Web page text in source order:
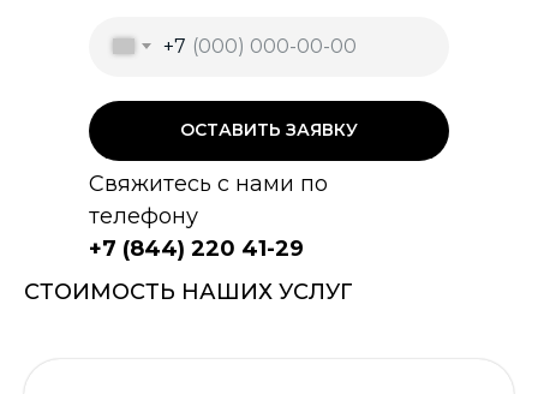
+7
ОСТАВИТЬ ЗАЯВКУ
Свяжитесь с нами по
телефону
+7 (844) 220 41-29
СТОИМОСТЬ НАШИХ УСЛУГ